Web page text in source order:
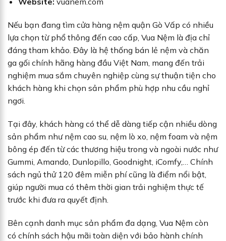
Nếu bạn đang tìm cửa hàng nệm quận Gò Vấp có nhiều
lựa chọn từ phổ thông đến cao cấp, Vua Nệm là địa chỉ
đáng tham khảo. Đây là hệ thống bán lẻ nệm và chăn
ga gối chính hãng hàng đầu Việt Nam, mang đến trải
nghiệm mua sắm chuyên nghiệp cùng sự thuận tiện cho
khách hàng khi chọn sản phẩm phù hợp nhu cầu nghỉ
ngơi.
Tại đây, khách hàng có thể dễ dàng tiếp cận nhiều dòng
sản phẩm như nệm cao su, nệm lò xo, nệm foam và nệm
bông ép đến từ các thương hiệu trong và ngoài nước như
Gummi, Amando, Dunlopillo, Goodnight, iComfy,… Chính
sách ngủ thử 120 đêm miễn phí cũng là điểm nổi bật,
giúp người mua có thêm thời gian trải nghiệm thực tế
trước khi đưa ra quyết định.
Bên cạnh danh mục sản phẩm đa dạng, Vua Nệm còn
có chính sách hậu mãi toàn diện với bảo hành chính